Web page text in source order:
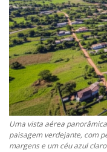
Uma vista aérea
paisagem verdejante, com
margens e um céu azul